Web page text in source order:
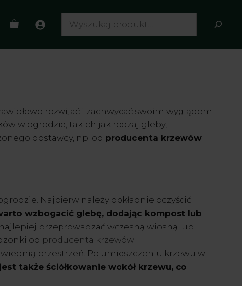
Search
rozwijać i zachwycać swoim wyglądem
w ogrodzie, takich jak rodzaj gleby,
dostawcy, np. od producenta krzewów
Najpierw należy dokładnie oczyścić
wzbogacić glebę, dodając kompost lub
przeprowadzać wczesną wiosną lub
od producenta krzewów
przestrzeń. Po umieszczeniu krzewu w
także ściółkowanie wokół krzewu, co